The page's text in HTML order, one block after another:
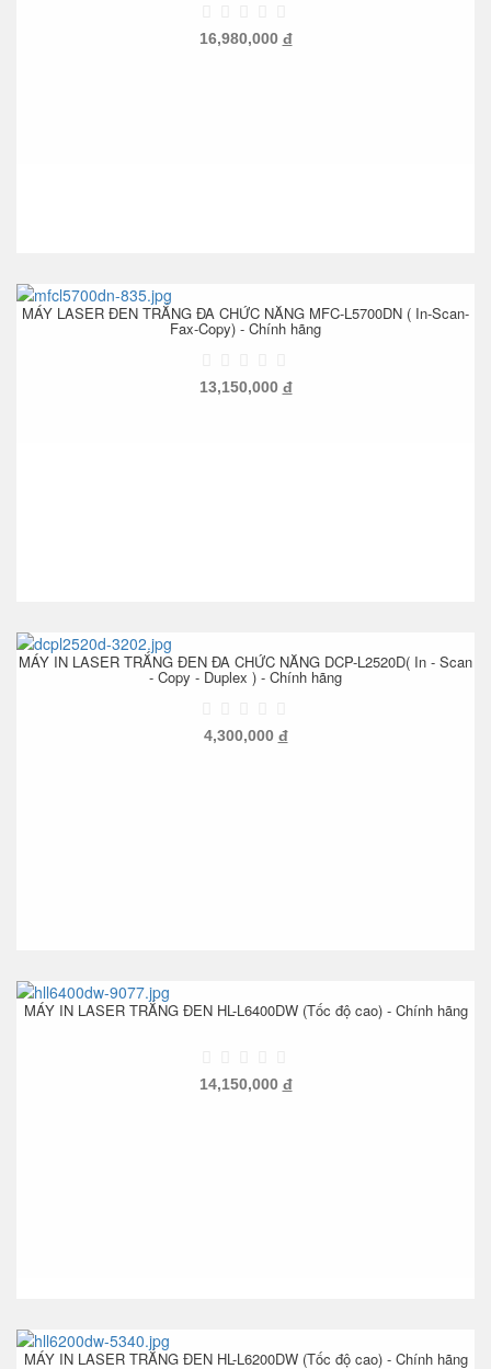
16,980,000 đ
MÁY LASER ĐEN TRẮNG ĐA CHỨC NĂNG MFC-L5700DN ( In-Scan-
Fax-Copy) - Chính hãng
13,150,000 đ
MÁY IN LASER TRẮNG ĐEN ĐA CHỨC NĂNG DCP-L2520D( In - Scan
- Copy - Duplex ) - Chính hãng
4,300,000 đ
MÁY IN LASER TRẮNG ĐEN HL-L6400DW (Tốc độ cao) - Chính hãng
14,150,000 đ
MÁY IN LASER TRẮNG ĐEN HL-L6200DW (Tốc độ cao) - Chính hãng